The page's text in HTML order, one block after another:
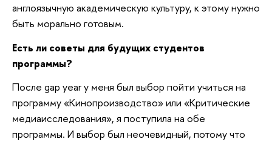
англоязычную академическую культуру, к этому нужно
быть морально готовым.
Есть ли советы для будущих студентов
программы?
После gap year у меня был выбор пойти учиться на
программу «Кинопроизводство» или «Критические
медиаисследования», я поступила на обе
программы. И выбор был неочевидный, потому что